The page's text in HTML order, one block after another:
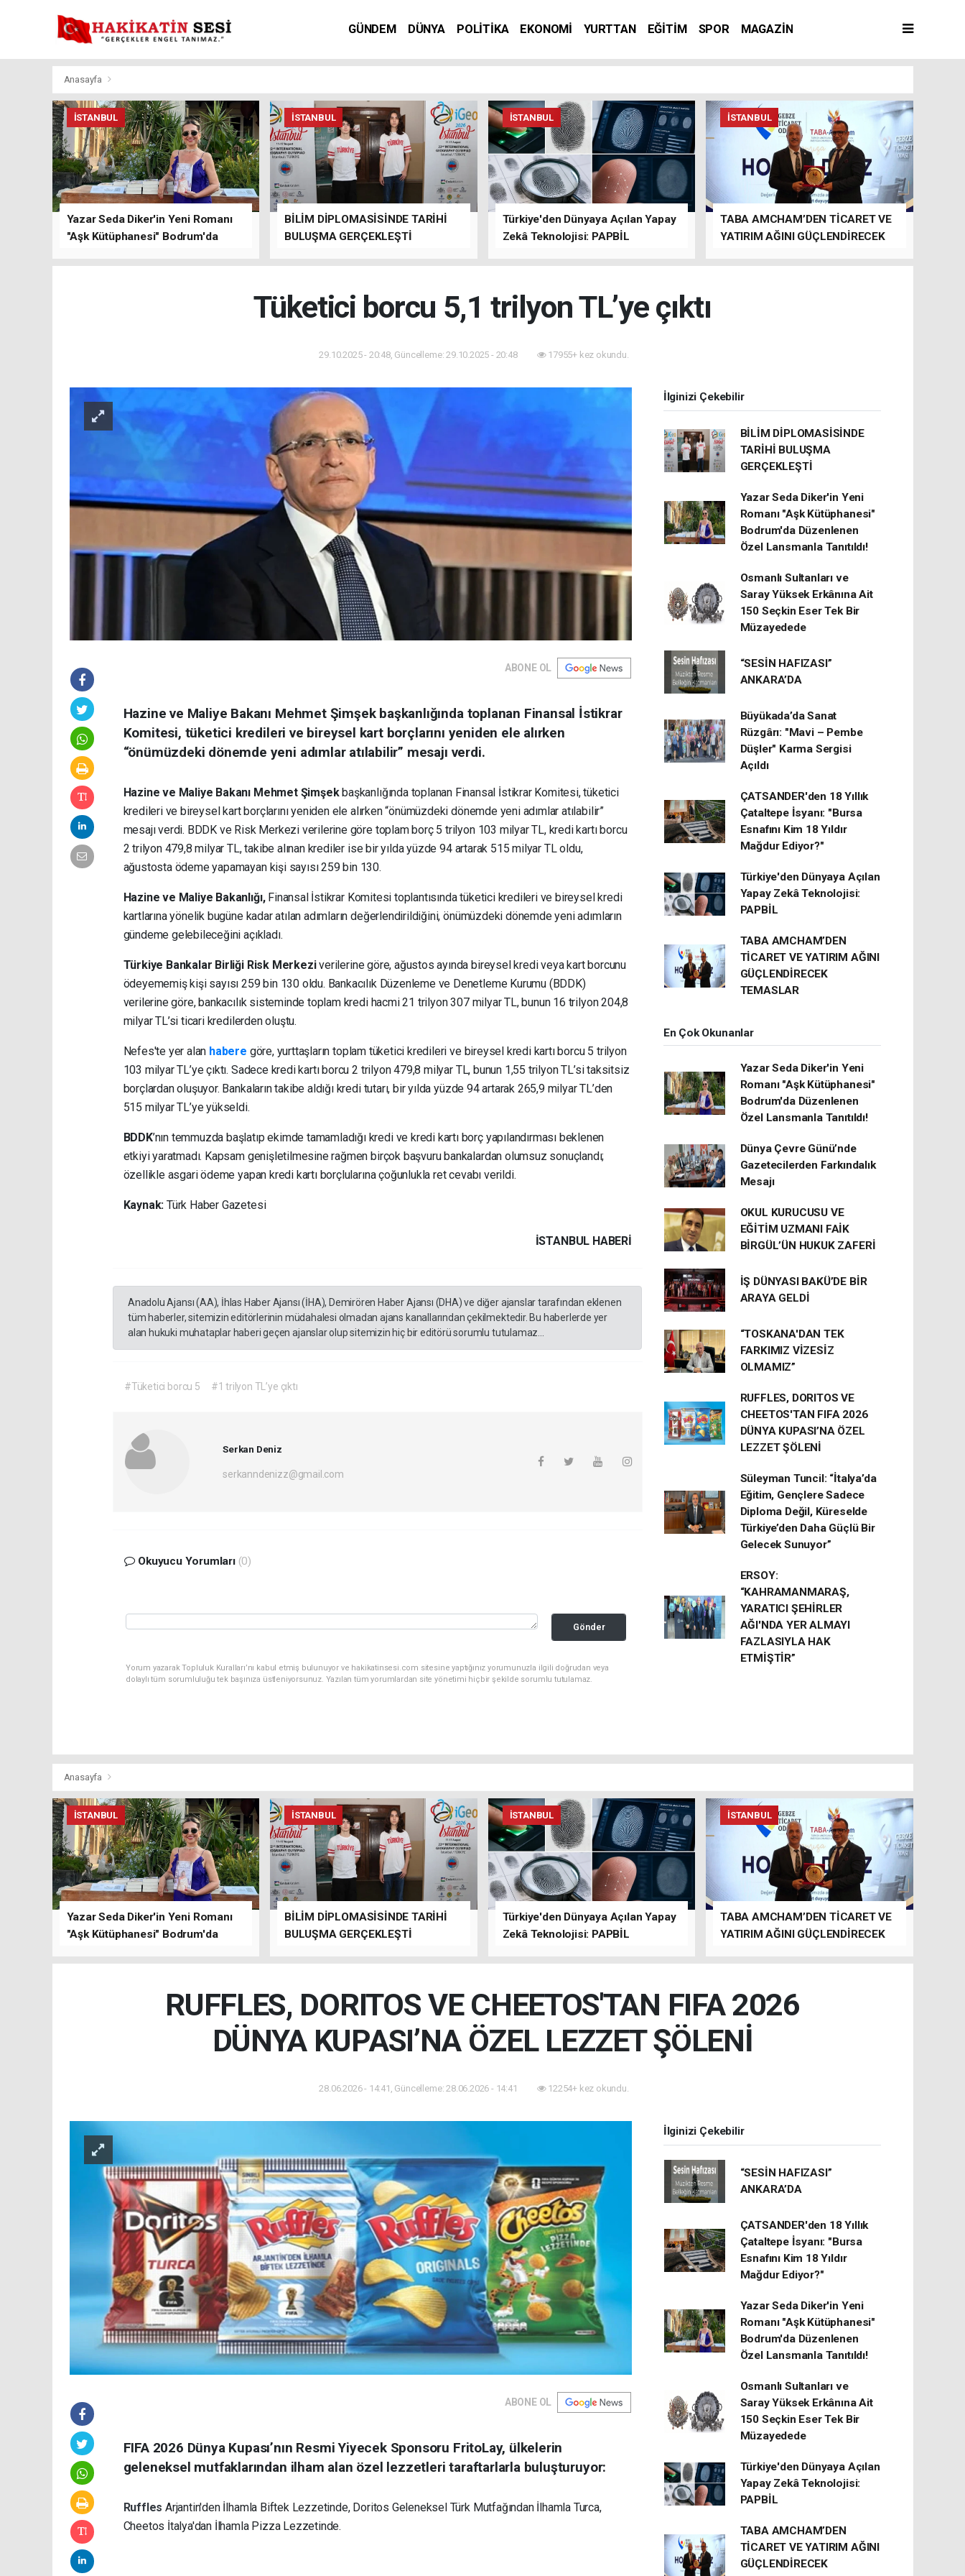
GÜNDEM DÜNYA POLİTİKA EKONOMİ YURTTAN EĞİTİM SPOR MAGAZİN
Anasayfa
İSTANBUL
Yazar Seda Diker'in Yeni Romanı
"Aşk Kütüphanesi" Bodrum'da
İSTANBUL
BİLİM DİPLOMASİSİNDE TARİHİ
BULUŞMA GERÇEKLEŞTİ
İSTANBUL
Türkiye'den Dünyaya Açılan Yapay
Zekâ Teknolojisi: PAPBİL
İSTANBUL
TABA AMCHAM’DEN TİCARET VE
YATIRIM AĞINI GÜÇLENDİRECEK
Tüketici borcu 5,1 trilyon TL’ye çıktı
29.10.2025 - 20:48, Güncelleme: 29.10.2025 - 20:48 17955+ kez okundu.
ABONE OL
Hazine ve Maliye Bakanı Mehmet Şimşek başkanlığında toplanan Finansal İstikrar
Komitesi, tüketici kredileri ve bireysel kart borçlarını yeniden ele alırken
“önümüzdeki dönemde yeni adımlar atılabilir” mesajı verdi.
Hazine ve Maliye Bakanı Mehmet Şimşekbaşkanlığında toplanan Finansal İstikrar Komitesi, tüketici
kredileri ve bireysel kart borçlarını yeniden ele alırken “önümüzdeki dönemde yeni adımlar atılabilir”
mesajı verdi. BDDK ve Risk Merkezi verilerine göre toplam borç 5 trilyon 103 milyar TL, kredi kartı borcu
2 trilyon 479,8 milyar TL, takibe alınan krediler ise bir yılda yüzde 94 artarak 515 milyar TL oldu,
ağustosta ödeme yapamayan kişi sayısı 259 bin 130.
Hazine ve Maliye Bakanlığı,Finansal İstikrar Komitesi toplantısında tüketici kredileri ve bireysel kredi
kartlarına yönelik bugüne kadar atılan adımların değerlendirildiğini, önümüzdeki dönemde yeni adımların
gündeme gelebileceğini açıkladı.
Türkiye Bankalar Birliği Risk Merkeziverilerine göre, ağustos ayında bireysel kredi veya kart borcunu
ödeyememiş kişi sayısı 259 bin 130 oldu. Bankacılık Düzenleme ve Denetleme Kurumu (BDDK)
verilerine göre, bankacılık sisteminde toplam kredi hacmi 21 trilyon 307 milyar TL, bunun 16 trilyon 204,8
milyar TL’si ticari kredilerden oluştu.
Nefes'te yer alan habere göre, yurttaşların toplam tüketici kredileri ve bireysel kredi kartı borcu 5 trilyon
103 milyar TL’ye çıktı. Sadece kredi kartı borcu 2 trilyon 479,8 milyar TL, bunun 1,55 trilyon TL’si taksitsiz
borçlardan oluşuyor. Bankaların takibe aldığı kredi tutarı, bir yılda yüzde 94 artarak 265,9 milyar TL’den
515 milyar TL’ye yükseldi.
BDDK’nın temmuzda başlatıp ekimde tamamladığı kredi ve kredi kartı borç yapılandırması beklenen
etkiyi yaratmadı. Kapsam genişletilmesine rağmen birçok başvuru bankalardan olumsuz sonuçlandı;
özellikle asgari ödeme yapan kredi kartı borçlularına çoğunlukla ret cevabı verildi.
Kaynak: Türk Haber Gazetesi
İSTANBUL HABERİ
Anadolu Ajansı (AA), İhlas Haber Ajansı (İHA), Demirören Haber Ajansı (DHA) ve diğer ajanslar tarafından eklenen
tüm haberler, sitemizin editörlerinin müdahalesi olmadan ajans kanallarından çekilmektedir. Bu haberlerde yer
alan hukuki muhataplar haberi geçen ajanslar olup sitemizin hiç bir editörü sorumlu tutulamaz...
#Tüketici borcu 5 #1 trilyon TL’ye çıktı
Serkan Deniz
serkanndenizz@gmail.com
Okuyucu Yorumları (0)
Gönder
Yorum yazarak Topluluk Kuralları’nı kabul etmiş bulunuyor ve hakikatinsesi.com sitesine yaptığınız yorumunuzla ilgili doğrudan veya
dolaylı tüm sorumluluğu tek başınıza üstleniyorsunuz. Yazılan tüm yorumlardan site yönetimi hiçbir şekilde sorumlu tutulamaz.
İlginizi Çekebilir
BİLİM DİPLOMASİSİNDE
TARİHİ BULUŞMA
GERÇEKLEŞTİ
Yazar Seda Diker'in Yeni
Romanı "Aşk Kütüphanesi"
Bodrum'da Düzenlenen
Özel Lansmanla Tanıtıldı!
Osmanlı Sultanları ve
Saray Yüksek Erkânına Ait
150 Seçkin Eser Tek Bir
Müzayedede
“SESİN HAFIZASI”
ANKARA’DA
Büyükada’da Sanat
Rüzgârı: "Mavi – Pembe
Düşler" Karma Sergisi
Açıldı
ÇATSANDER'den 18 Yıllık
Çataltepe İsyanı: "Bursa
Esnafını Kim 18 Yıldır
Mağdur Ediyor?"
Türkiye'den Dünyaya Açılan
Yapay Zekâ Teknolojisi:
PAPBİL
TABA AMCHAM’DEN
TİCARET VE YATIRIM AĞINI
GÜÇLENDİRECEK
TEMASLAR
En Çok Okunanlar
Yazar Seda Diker'in Yeni
Romanı "Aşk Kütüphanesi"
Bodrum'da Düzenlenen
Özel Lansmanla Tanıtıldı!
Dünya Çevre Günü’nde
Gazetecilerden Farkındalık
Mesajı
OKUL KURUCUSU VE
EĞİTİM UZMANI FAİK
BİRGÜL’ÜN HUKUK ZAFERİ
İŞ DÜNYASI BAKÜ’DE BİR
ARAYA GELDİ
“TOSKANA'DAN TEK
FARKIMIZ VİZESİZ
OLMAMIZ”
RUFFLES, DORITOS VE
CHEETOS'TAN FIFA 2026
DÜNYA KUPASI’NA ÖZEL
LEZZET ŞÖLENİ
Süleyman Tuncil: “İtalya’da
Eğitim, Gençlere Sadece
Diploma Değil, Küreselde
Türkiye’den Daha Güçlü Bir
Gelecek Sunuyor”
ERSOY:
“KAHRAMANMARAŞ,
YARATICI ŞEHİRLER
AĞI'NDA YER ALMAYI
FAZLASIYLA HAK
ETMİŞTİR”
Anasayfa
İSTANBUL
Yazar Seda Diker'in Yeni Romanı
"Aşk Kütüphanesi" Bodrum'da
İSTANBUL
BİLİM DİPLOMASİSİNDE TARİHİ
BULUŞMA GERÇEKLEŞTİ
İSTANBUL
Türkiye'den Dünyaya Açılan Yapay
Zekâ Teknolojisi: PAPBİL
İSTANBUL
TABA AMCHAM’DEN TİCARET VE
YATIRIM AĞINI GÜÇLENDİRECEK
RUFFLES, DORITOS VE CHEETOS'TAN FIFA 2026
DÜNYA KUPASI’NA ÖZEL LEZZET ŞÖLENİ
28.06.2026 - 14:41, Güncelleme: 28.06.2026 - 14:41 12254+ kez okundu.
ABONE OL
FIFA 2026 Dünya Kupası’nın Resmi Yiyecek Sponsoru FritoLay, ülkelerin
geleneksel mutfaklarından ilham alan özel lezzetleri taraftarlarla buluşturuyor:
Ruffles Arjantin'den İlhamla Biftek Lezzetinde, Doritos Geleneksel Türk Mutfağından İlhamla Turca,
Cheetos İtalya'dan İlhamla Pizza Lezzetinde.
İlginizi Çekebilir
“SESİN HAFIZASI”
ANKARA’DA
ÇATSANDER'den 18 Yıllık
Çataltepe İsyanı: "Bursa
Esnafını Kim 18 Yıldır
Mağdur Ediyor?"
Yazar Seda Diker'in Yeni
Romanı "Aşk Kütüphanesi"
Bodrum'da Düzenlenen
Özel Lansmanla Tanıtıldı!
Osmanlı Sultanları ve
Saray Yüksek Erkânına Ait
150 Seçkin Eser Tek Bir
Müzayedede
Türkiye'den Dünyaya Açılan
Yapay Zekâ Teknolojisi:
PAPBİL
TABA AMCHAM’DEN
TİCARET VE YATIRIM AĞINI
GÜÇLENDİRECEK